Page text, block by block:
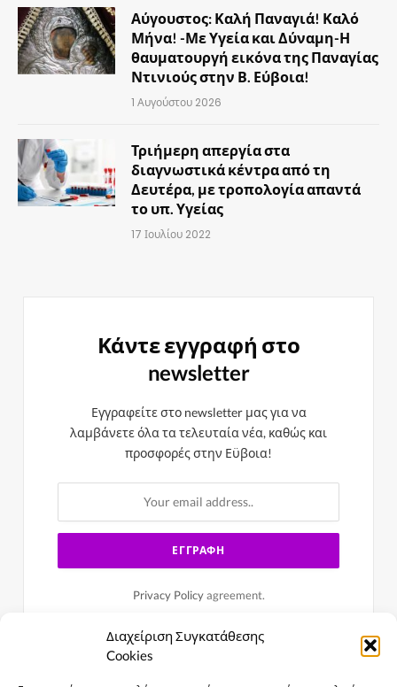
Διαχείριση Συγκατάθεσης
Cookies
Αύγουστος: Καλή Παναγιά! Καλό
Μήνα! -Με Υγεία και Δύναμη-Η
θαυματουργή εικόνα της Παναγίας
Ντινιούς στην Β. Εύβοια!
1 Αυγούστου 2026
Τριήμερη απεργία στα
διαγνωστικά κέντρα από τη
Δευτέρα, με τροπολογία απαντά
το υπ. Υγείας
17 Ιουλίου 2022
Κάντε εγγραφή στο
newsletter
Εγγραφείτε στο newsletter μας για να
λαμβάνετε όλα τα τελευταία νέα, καθώς και
προσφορές στην Εϋβοια!
Privacy Policyagreement.